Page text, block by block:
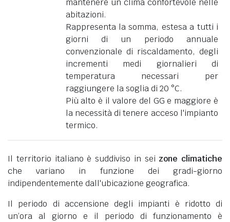
mantenere un clima confortevole nelle
abitazioni.
Rappresenta la somma, estesa a tutti i
giorni di un periodo annuale
convenzionale di riscaldamento, degli
incrementi medi giornalieri di
temperatura necessari per
raggiungere la soglia di 20 °C.
Più alto è il valore del GG e maggiore è
la necessità di tenere acceso l'impianto
termico.
Il territorio italiano è suddiviso in sei zone climatiche
che variano in funzione dei gradi-giorno
indipendentemente dall'ubicazione geografica.
Il periodo di accensione degli impianti è ridotto di
un’ora al giorno e il periodo di funzionamento è